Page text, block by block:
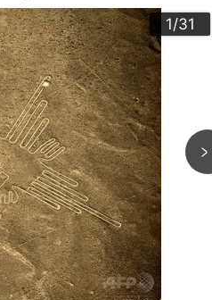
1/31
2/31
3/31
4/31
5/31
6/31
7/31
8/31
9/31
10/31
11/31
12/31
13/31
14/31
15/31
16/31
17/31
18/31
19/31
20/31
21/31
22/31
23/31
24/31
25/31
26/31
27/31
28/31
29/31
30/31
31/31